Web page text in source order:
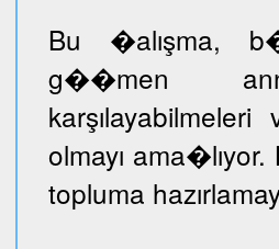
Bu �alışma,
g��men
olmayı
topluma